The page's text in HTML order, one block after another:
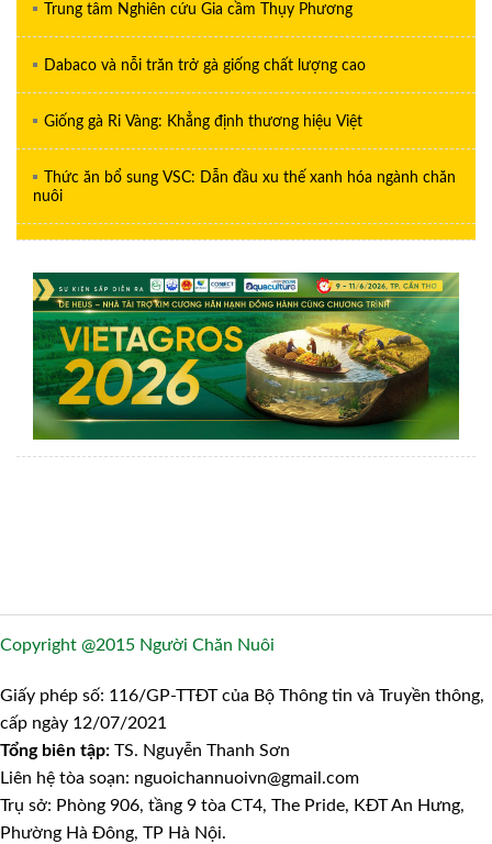
Trung tâm Nghiên cứu Gia cầm Thụy Phương
Dabaco và nỗi trăn trở gà giống chất lượng cao
Giống gà Ri Vàng: Khẳng định thương hiệu Việt
Thức ăn bổ sung VSC: Dẫn đầu xu thế xanh hóa ngành chăn
nuôi
Copyright @2015 Người Chăn Nuôi
Giấy phép số: 116/GP-TTĐT của Bộ Thông tin và Truyền thông,
cấp ngày 12/07/2021
Tổng biên tập: TS. Nguyễn Thanh Sơn
Liên hệ tòa soạn: nguoichannuoivn@gmail.com
Trụ sở: Phòng 906, tầng 9 tòa CT4, The Pride, KĐT An Hưng,
Phường Hà Đông, TP Hà Nội.